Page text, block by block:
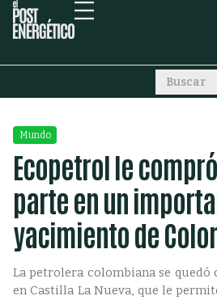
Mundo
Ecopetrol le
parte en un
yacimiento de
La petrolera colombiana se quedó
en Castilla La Nueva, que le